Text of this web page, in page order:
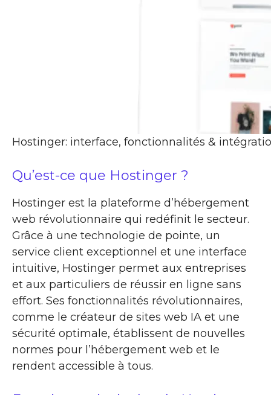
Hostinger: interface, fonctionnalités &
Qu’est-ce que Hostinger ?
Hostinger est la plateforme d’hébergement
web révolutionnaire qui redéfinit le secteur.
Grâce à une technologie de pointe, un
service client exceptionnel et une interface
intuitive, Hostinger permet aux entreprises
et aux particuliers de réussir en ligne sans
effort. Ses fonctionnalités révolutionnaires,
comme le créateur de sites web IA et une
sécurité optimale, établissent de nouvelles
normes pour l’hébergement web et le
rendent accessible à tous.